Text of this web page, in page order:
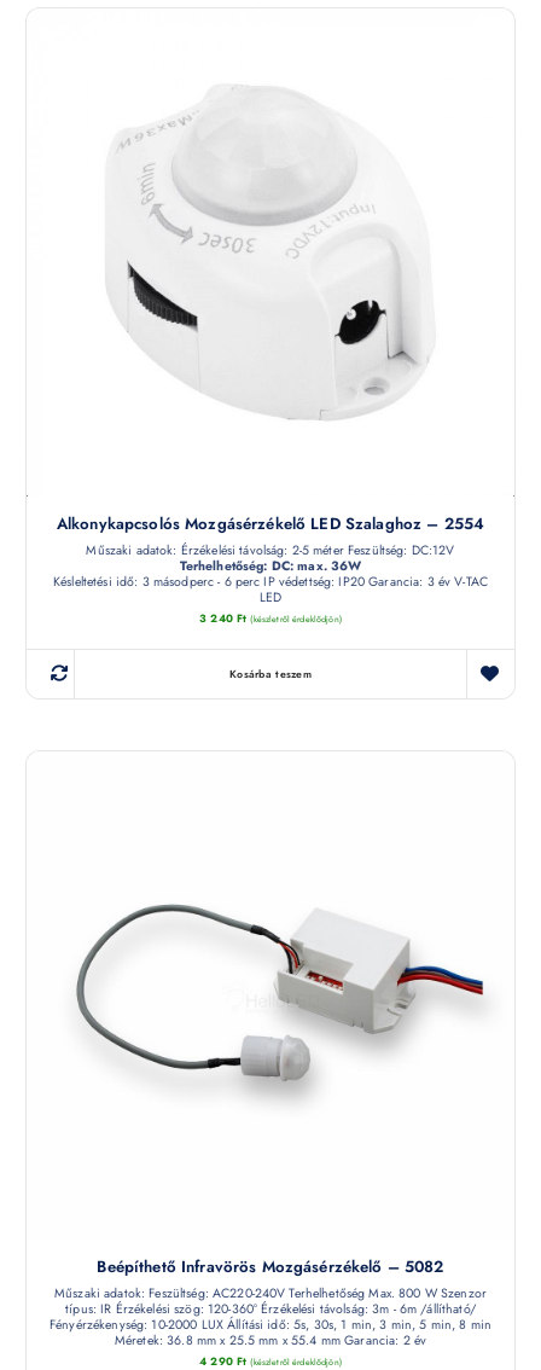
Alkonykapcsolós Mozgásérzékelő LED Szalaghoz – 2554
Műszaki adatok: Érzékelési távolság: 2-5 méter Feszültség: DC:12V
Terhelhetőség: DC: max. 36W
Késleltetési idő: 3 másodperc - 6 perc IP védettség: IP20 Garancia: 3 év V-TAC
LED
3 240 Ft (készletről érdeklődjön)
Kosárba teszem
Beépíthető Infravörös Mozgásérzékelő – 5082
Műszaki adatok: Feszültség: AC220-240V Terhelhetőség Max. 800 W Szenzor
típus: IR Érzékelési szög: 120-360° Érzékelési távolság: 3m - 6m /állítható/
Fényérzékenység: 10-2000 LUX Állítási idő: 5s, 30s, 1 min, 3 min, 5 min, 8 min
Méretek: 36.8 mm x 25.5 mm x 55.4 mm Garancia: 2 év
4 290 Ft (készletről érdeklődjön)